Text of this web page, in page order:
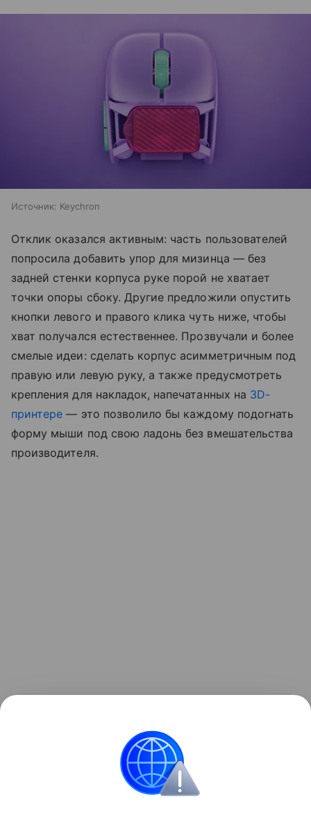
Источник: Keychron
Отклик оказался активным: часть пользователей
попросила добавить упор для мизинца — без
задней стенки корпуса руке порой не хватает
точки опоры сбоку. Другие предложили опустить
кнопки левого и правого клика чуть ниже, чтобы
хват получался естественнее. Прозвучали и более
смелые идеи: сделать корпус асимметричным под
правую или левую руку, а также предусмотреть
крепления для накладок, напечатанных на 3D-
принтере — это позволило бы каждому подогнать
форму мыши под свою ладонь без вмешательства
производителя.
Также недавно рассказывали, что HeyGears
выпустила первый настольный 3D-принтер с
полноцветной печатью. Подробности в